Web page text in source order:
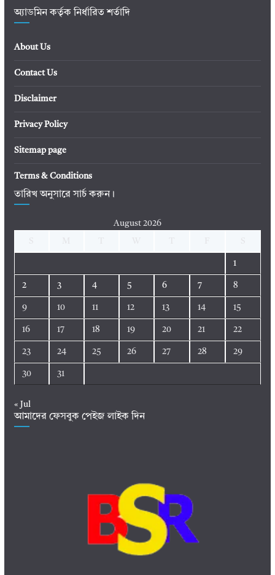
অ্যাডমিন কর্তৃক নির্ধারিত শর্তাদি
About Us
Contact Us
Disclaimer
Privacy Policy
Sitemap page
Terms & Conditions
তারিখ অনুসারে সার্চ করুন।
August 2026
1
2 3 4 5 6 7 8
9 10 11 12 13 14 15
16 17 18 19 20 21 22
23 24 25 26 27 28 29
30 31
« Jul
আমাদের ফেসবুক পেইজ লাইক দিন